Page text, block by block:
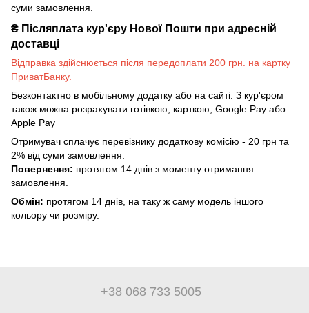
суми замовлення.
₴ Післяплата кур'єру Нової Пошти при адресній
доставці
Відправка здійснюється після передоплати 200 грн. на картку
ПриватБанку.
Безконтактно в мобільному додатку або на сайті. З кур'єром
також можна розрахувати готівкою, карткою, Google Pay або
Apple Pay
Отримувач сплачує перевізнику додаткову комісію - 20 грн та
2% від суми замовлення.
Повернення: протягом 14 днів з моменту отримання
замовлення.
Обмін: протягом 14 днів, на таку ж саму модель іншого
кольору чи розміру.
+38 068 733 5005